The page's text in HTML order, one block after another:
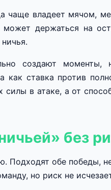
чаще владеет мячом,
может держаться на
создают моменты,
как ставка против
в атаке, а от
без
Подходят обе победы,
но риск не